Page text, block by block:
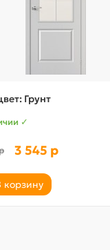
Грунт
✓
3 545 р
корзину